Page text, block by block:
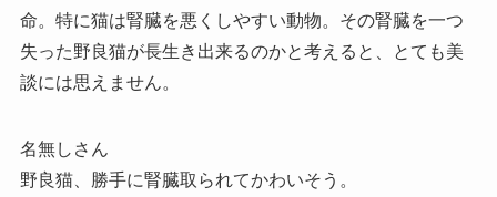
命。特に猫は腎臓を悪くしやすい動物。その腎臓を一つ
失った野良猫が長生き出来るのかと考えると、とても美
談には思えません。
名無しさん
野良猫、勝手に腎臓取られてかわいそう。